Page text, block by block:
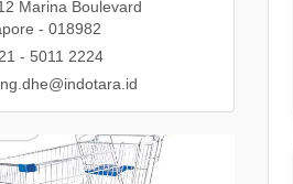
Marina Boulevard
- 018982
- 5011 2224